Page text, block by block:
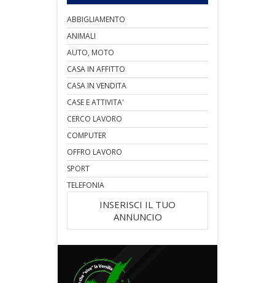
ABBIGLIAMENTO
ANIMALI
AUTO, MOTO
CASA IN AFFITTO
CASA IN VENDITA
CASE E ATTIVITA'
CERCO LAVORO
COMPUTER
OFFRO LAVORO
SPORT
TELEFONIA
INSERISCI IL TUO
ANNUNCIO